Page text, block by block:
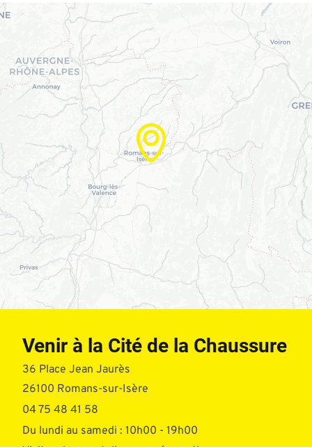
Venir à la Cité de la Chaussure
36 Place Jean Jaurès
26100 Romans-sur-Isère
04 75 48 41 58
Du lundi au samedi : 10h00 - 19h00